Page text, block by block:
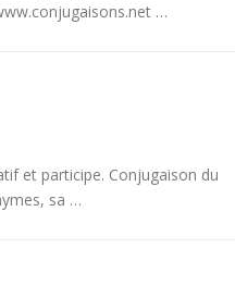
…
et participe. Conjugaison du
sa …